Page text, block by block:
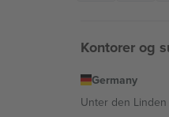
Kontorer og
Germany
Unter den Linden